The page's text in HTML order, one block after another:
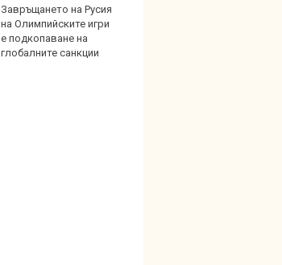
Завръщането на Русия
на Олимпийските игри
е подкопаване на
глобалните санкции